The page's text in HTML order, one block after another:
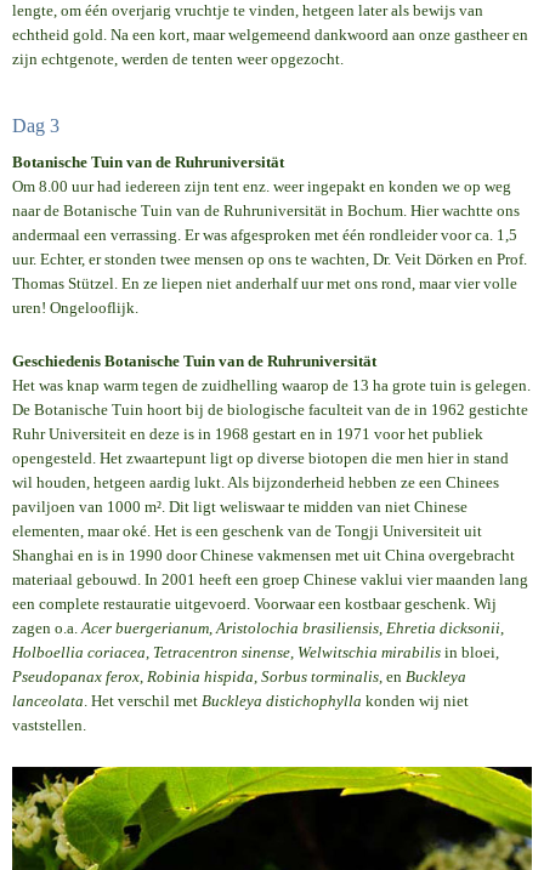
lengte, om één overjarig vruchtje te vinden, hetgeen later als bewijs van
echtheid gold. Na een kort, maar welgemeend dankwoord aan onze gastheer en
zijn echtgenote, werden de tenten weer opgezocht.
Dag 3
Botanische Tuin van de Ruhruniversität
Om 8.00 uur had iedereen zijn tent enz. weer ingepakt en konden we op weg
naar de Botanische Tuin van de Ruhruniversität in Bochum. Hier wachtte ons
andermaal een verrassing. Er was afgesproken met één rondleider voor ca. 1,5
uur. Echter, er stonden twee mensen op ons te wachten, Dr. Veit Dörken en Prof.
Thomas Stützel. En ze liepen niet anderhalf uur met ons rond, maar vier volle
uren! Ongelooflijk.
Geschiedenis Botanische Tuin van de Ruhruniversität
Het was knap warm tegen de zuidhelling waarop de 13 ha grote tuin is gelegen.
De Botanische Tuin hoort bij de biologische faculteit van de in 1962 gestichte
Ruhr Universiteit en deze is in 1968 gestart en in 1971 voor het publiek
opengesteld. Het zwaartepunt ligt op diverse biotopen die men hier in stand
wil houden, hetgeen aardig lukt. Als bijzonderheid hebben ze een Chinees
paviljoen van 1000 m². Dit ligt weliswaar te midden van niet Chinese
elementen, maar oké. Het is een geschenk van de Tongji Universiteit uit
Shanghai en is in 1990 door Chinese vakmensen met uit China overgebracht
materiaal gebouwd. In 2001 heeft een groep Chinese vaklui vier maanden lang
een complete restauratie uitgevoerd. Voorwaar een kostbaar geschenk. Wij
zagen o.a.Acer buergerianum,Aristolochia brasiliensis, Ehretia dicksonii,
Holboellia coriacea, Tetracentron sinense, Welwitschia mirabilis in bloei,
Pseudopanax ferox, Robinia hispida, Sorbus torminalis, en Buckleya
lanceolata. Het verschil met Buckleya distichophylla konden wij niet
vaststellen.